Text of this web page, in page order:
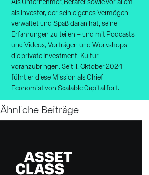
Als Unternehmer, Berater sowie vor allem
als Investor, der sein eigenes Vermögen
verwaltet und Spaß daran hat, seine
Erfahrungen zu teilen – und mit Podcasts
und Videos, Vorträgen und Workshops
die private Investment-Kultur
voranzubringen. Seit 1. Oktober 2024
führt er diese Mission als Chief
Economist von Scalable Capital fort.
Ähnliche Beiträge